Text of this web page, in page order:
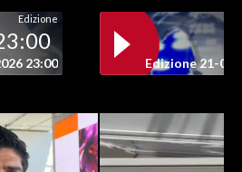
Edizione
23:00 Edizione 21-05-